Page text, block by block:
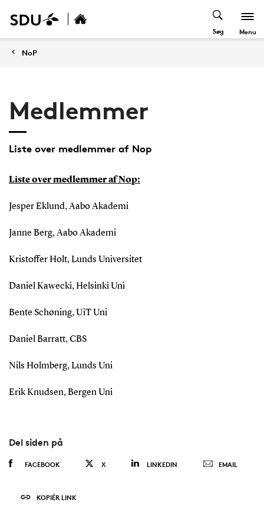
Søg Menu
NoP
Medlemmer
Liste over medlemmer af Nop
Liste over medlemmer af Nop:
Jesper Eklund, Aabo Akademi
Janne Berg, Aabo Akademi
Kristoffer Holt, Lunds Universitet
Daniel Kawecki, Helsinki Uni
Bente Schøning, UiT Uni
Daniel Barratt, CBS
Nils Holmberg, Lunds Uni
Erik Knudsen, Bergen Uni
Del siden på
FACEBOOK X LINKEDIN EMAIL
KOPIÉR LINK